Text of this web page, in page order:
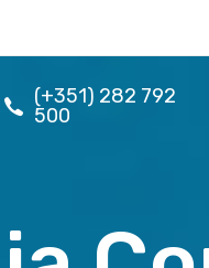
(+351) 282 792
500